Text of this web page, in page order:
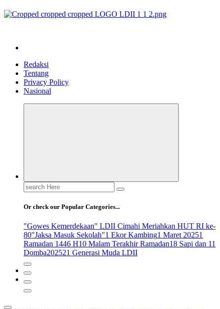
Redaksi
Tentang
Privacy Policy
Nasional
Search
for:
Or check our Popular Categories...
"Gowes Kemerdekaan" LDII Cimahi Meriahkan HUT RI ke-
80"Jaksa Masuk Sekolah"1 Ekor Kambing1 Maret 20251
Ramadan 1446 H10 Malam Terakhir Ramadan18 Sapi dan 11
Domba202521 Generasi Muda LDII